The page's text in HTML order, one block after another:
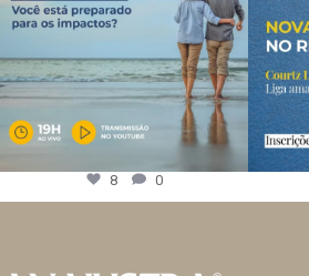
8 0